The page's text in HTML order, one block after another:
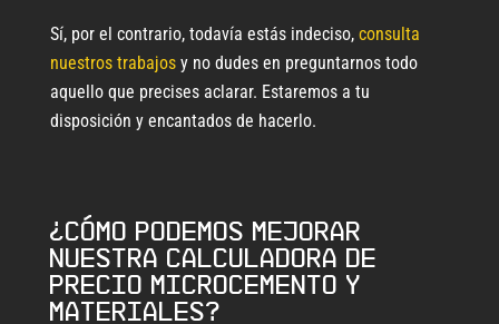
Sí, por el contrario, todavía estás indeciso, consulta
nuestros trabajos y no dudes en preguntarnos todo
aquello que precises aclarar. Estaremos a tu
disposición y encantados de hacerlo.
¿Cómo podemos mejorar
nuestra calculadora de
precio microcemento y
materiales?